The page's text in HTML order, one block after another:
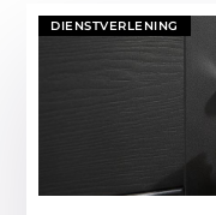
DIENSTVERLENING